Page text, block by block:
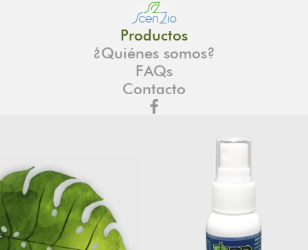
Productos
¿Quiénes somos?
FAQs
Contacto